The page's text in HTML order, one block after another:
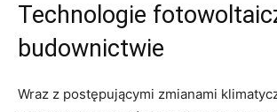
Technologie
budownictwie
Wraz z postępującymi zmianami